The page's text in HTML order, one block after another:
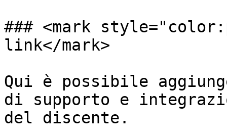
### <mark
link</mark>
Qui è possibile
di supporto e
del discente.